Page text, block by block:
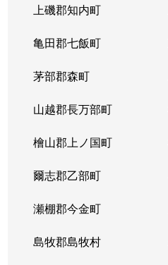
上磯郡知内町
亀田郡七飯町
茅部郡森町
山越郡長万部町
檜山郡上ノ国町
爾志郡乙部町
瀬棚郡今金町
島牧郡島牧村